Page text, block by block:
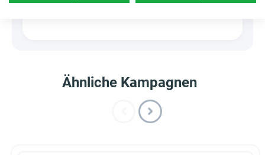
×Nein
Ähnliche Kampagnen